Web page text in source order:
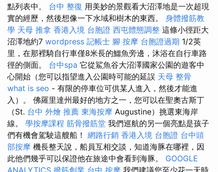
點列表中。 台中 整復 用美妙的景觀看大沼澤地是一次超現
實的經歷，然後想像一下水域和樹木的東西。 身體撥筋教
學 天母 推拿 香港入境 台胞證 西屯體態調整 這條小徑距大
沼澤地約7 wordpress 記帳士 腳 按摩 台胞證過期 1/2英
里，在那裡騎自行車僅8米長的鱷魚旁邊，沐浴在自行車路
徑的側面。 台中spa 它從鯊魚谷大沼澤國家公園的遊客中
心開始（您可以指望進入公園時可能的延誤 天母 整骨
what is seo - 有限的停車位可供某人進入，然後才能進
入）。 佛羅里達州最好的地方之一，您可以在聖奧古斯丁
（St. 台中 外燴 推薦 東海按摩 Augustine）挑選東海岸
線。 學按摩課程 筋骨撥筋堂 我們巡航的另一個亮點是孩子
們有機會駕駛這艘船！ 網路行銷 香港入境 台胞證 台中頭
部按摩 機長整天說，船員互相交談，知道海豚在哪裡，因
此他們幾乎可以保證他在旅途中會看到海豚。 GOOGLE
ANALYTICS 撥筋創業 台中 按摩 我們建議您至少花一天時